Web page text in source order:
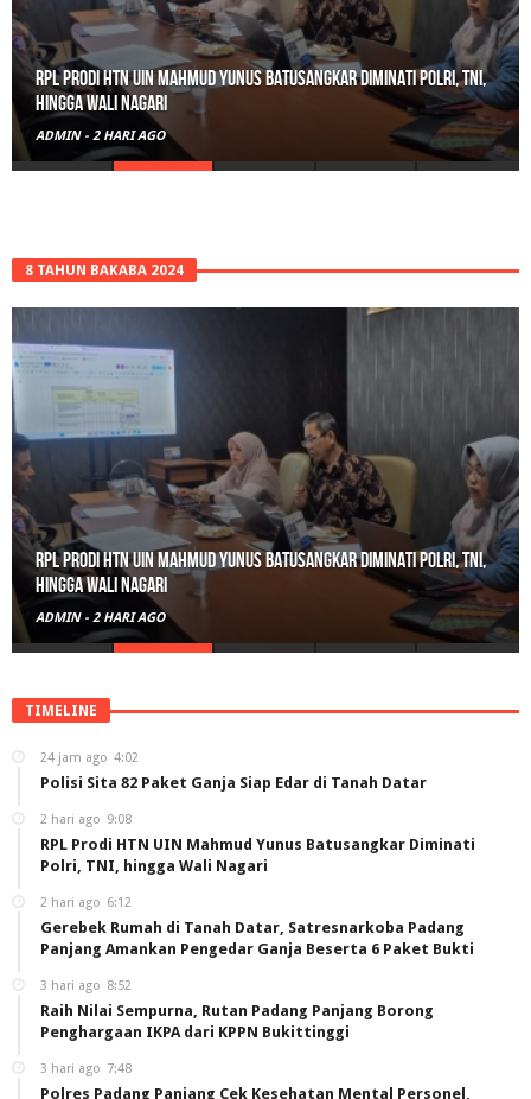
RPL Prodi HTN UIN Mahmud Yunus Batusangkar Diminati Polri, TNI,
hingga Wali Nagari
ADMIN - 2 HARI AGO
8 TAHUN BAKABA 2024
RPL Prodi HTN UIN Mahmud Yunus Batusangkar Diminati Polri, TNI,
hingga Wali Nagari
ADMIN - 2 HARI AGO
TIMELINE
24 jam ago 4:02
Polisi Sita 82 Paket Ganja Siap Edar di Tanah Datar
2 hari ago 9:08
RPL Prodi HTN UIN Mahmud Yunus Batusangkar Diminati
Polri, TNI, hingga Wali Nagari
2 hari ago 6:12
Gerebek Rumah di Tanah Datar, Satresnarkoba Padang
Panjang Amankan Pengedar Ganja Beserta 6 Paket Bukti
3 hari ago 8:52
Raih Nilai Sempurna, Rutan Padang Panjang Borong
Penghargaan IKPA dari KPPN Bukittinggi
3 hari ago 7:48
Polres Padang Panjang Cek Kesehatan Mental Personel,